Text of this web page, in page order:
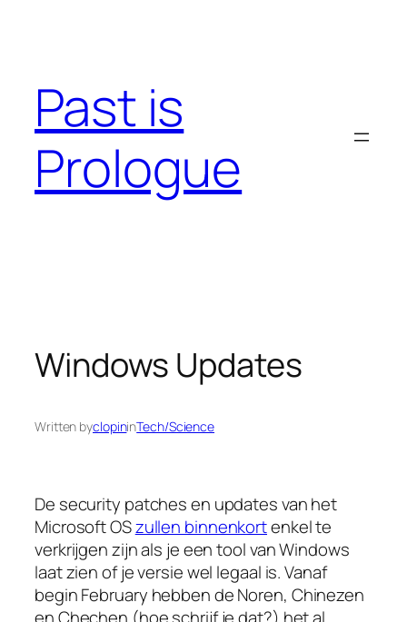
Past is
Prologue
Windows Updates
Written byclopininTech/Science
De security patches en updates van het
Microsoft OSzullen binnenkortenkel te
verkrijgen zijn als je een tool van Windows
laat zien of je versie wel legaal is. Vanaf
begin February hebben de Noren, Chinezen
en Chechen (hoe schrijf je dat?) het al